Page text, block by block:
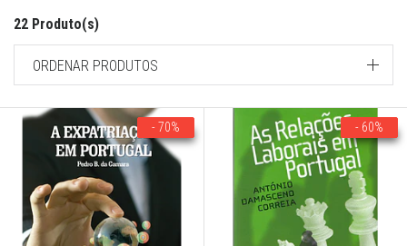
22 Produto(s)
ORDENAR PRODUTOS
- 70% - 60%